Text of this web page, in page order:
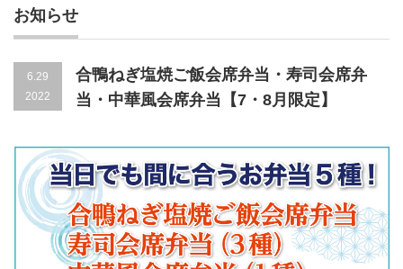
お知らせ
6.29
2022
合鴨ねぎ塩焼ご飯会席弁当・寿司会席弁
当・中華風会席弁当【7・8月限定】